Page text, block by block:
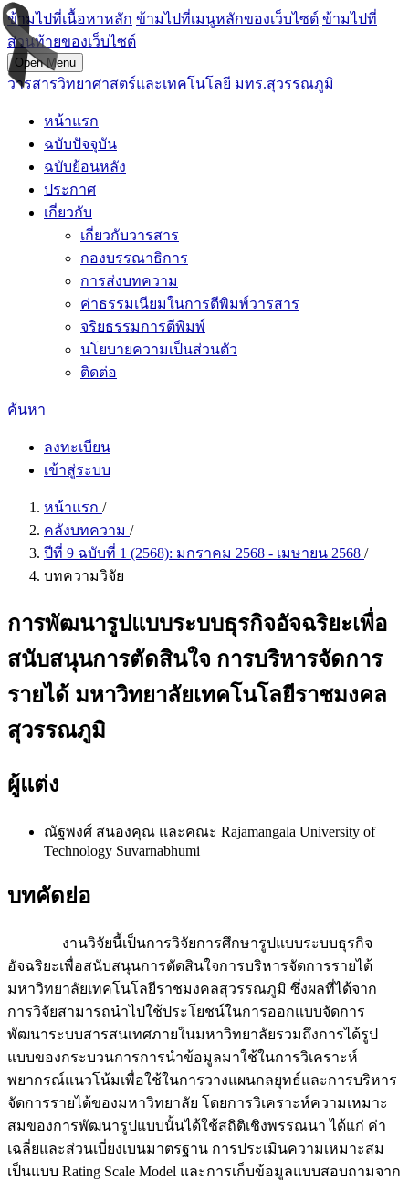
ข้ามไปที่เนื้อหาหลัก ข้ามไปที่เมนูหลักของเว็บไซต์ ข้ามไปที่
ส่วนท้ายของเว็บไซต์
Open Menu
วารสารวิทยาศาสตร์และเทคโนโลยี มทร.สุวรรณภูมิ
หน้าแรก
ฉบับปัจจุบัน
ฉบับย้อนหลัง
ประกาศ
เกี่ยวกับ
เกี่ยวกับวารสาร
กองบรรณาธิการ
การส่งบทความ
ค่าธรรมเนียมในการตีพิมพ์วารสาร
จริยธรรมการตีพิมพ์
นโยบายความเป็นส่วนตัว
ติดต่อ
ค้นหา
ลงทะเบียน
เข้าสู่ระบบ
หน้าแรก /
คลังบทความ /
ปีที่ 9 ฉบับที่ 1 (2568): มกราคม 2568 - เมษายน 2568 /
บทความวิจัย
การพัฒนารูปแบบระบบธุรกิจอัจฉริยะเพื่อ
สนับสนุนการตัดสินใจ การบริหารจัดการ
รายได้ มหาวิทยาลัยเทคโนโลยีราชมงคล
สุวรรณภูมิ
ผู้แต่ง
ณัฐพงศ์ สนองคุณ และคณะ Rajamangala University of
Technology Suvarnabhumi
บทคัดย่อ
งานวิจัยนี้เป็นการวิจัยการศึกษารูปแบบระบบธุรกิจ
อัจฉริยะเพื่อสนับสนุนการตัดสินใจการบริหารจัดการรายได้
มหาวิทยาลัยเทคโนโลยีราชมงคลสุวรรณภูมิ ซึ่งผลที่ได้จาก
การวิจัยสามารถนำไปใช้ประโยชน์ในการออกแบบจัดการ
พัฒนาระบบสารสนเทศภายในมหาวิทยาลัยรวมถึงการได้รูป
แบบของกระบวนการการนำข้อมูลมาใช้ในการวิเคราะห์
พยากรณ์แนวโน้มเพื่อใช้ในการวางแผนกลยุทธ์และการบริหาร
จัดการรายได้ของมหาวิทยาลัย โดยการวิเคราะห์ความเหมาะ
สมของการพัฒนารูปแบบนั้นได้ใช้สถิติเชิงพรรณนา ได้แก่ ค่า
เฉลี่ยและส่วนเบี่ยงเบนมาตรฐาน การประเมินความเหมาะสม
เป็นแบบ Rating Scale Model และการเก็บข้อมูลแบบสอบถามจาก